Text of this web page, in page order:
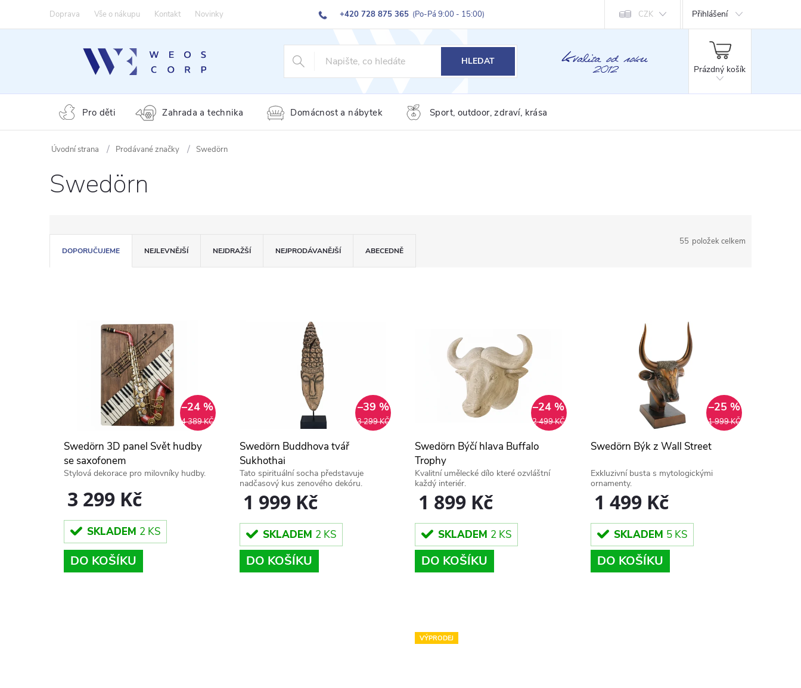
+420 728 875 365 (Po-Pá 9:00 - 15:00)
Doprava Vše o nákupu Kontakt Novinky CZK Přihlášení
HLEDAT
NÁKUPNÍ
Prázdný košík
Pro děti Zahrada a technika Domácnost a nábytek Sport, outdoor, zdraví, krása
Prodávané značky Swedörn
Swedörn
Ř
a
DOPORUČUJEME NEJLEVNĚJŠÍ NEJDRAŽŠÍ NEJPRODÁVANĚJŠÍ ABECEDNĚ
55 položek celkem
4 389 KČ
–24 %
Swedörn 3D panel Svět hudby
se saxofonem
3 299 Kč
SKLADEM 2 KS
DO KOŠÍKU
Stylová dekorace pro milovníky hudby.
3 299 KČ
–39 %
Swedörn Buddhova tvář
Sukhothai
1 999 Kč
SKLADEM 2 KS
DO KOŠÍKU
Tato spirituální socha představuje
nadčasový kus zenového dekóru.
2 499 KČ
–24 %
Swedörn Býčí hlava Buffalo
Trophy
1 899 Kč
SKLADEM 2 KS
DO KOŠÍKU
Kvalitní umělecké dílo které ozvláštní
každý interiér.
1 999 KČ
–25 %
Swedörn Býk z Wall Street
1 499 Kč
SKLADEM 5 KS
DO KOŠÍKU
Exkluzivní busta s mytologickými
ornamenty.
VÝPRODEJ